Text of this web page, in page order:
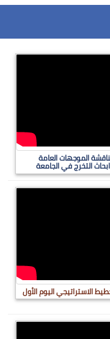
الموجهات العامة
التخرج في الجامعة
الاستراتيجي اليوم الأول